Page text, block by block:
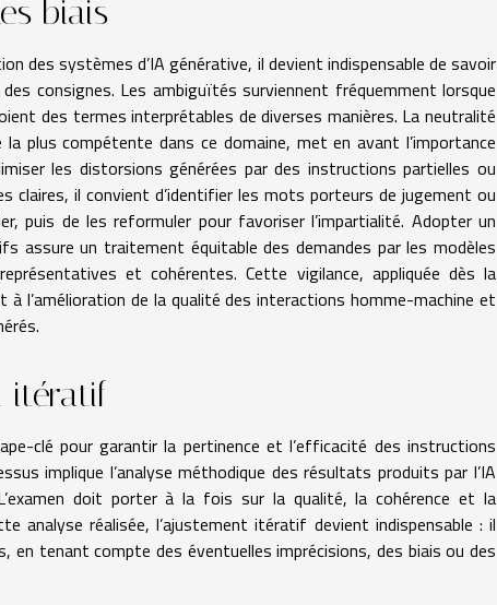
biais
des systèmes d’IA générative, il devient indispensable de savoir
consignes. Les ambiguïtés surviennent fréquemment lorsque
des termes interprétables de diverses manières. La neutralité
plus compétente dans ce domaine, met en avant l’importance
les distorsions générées par des instructions partielles ou
claires, il convient d’identifier les mots porteurs de jugement ou
puis de les reformuler pour favoriser l’impartialité. Adopter un
assure un traitement équitable des demandes par les modèles
et cohérentes. Cette vigilance, appliquée dès la
l’amélioration de la qualité des interactions homme-machine et
itératif
clé pour garantir la pertinence et l’efficacité des instructions
implique l’analyse méthodique des résultats produits par l’IA
doit porter à la fois sur la qualité, la cohérence et la
analyse réalisée, l’ajustement itératif devient indispensable : il
en tenant compte des éventuelles imprécisions, des biais ou des